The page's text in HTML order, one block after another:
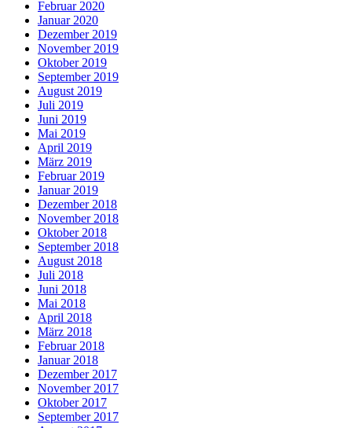
Februar 2020
Januar 2020
Dezember 2019
November 2019
Oktober 2019
September 2019
August 2019
Juli 2019
Juni 2019
Mai 2019
April 2019
März 2019
Februar 2019
Januar 2019
Dezember 2018
November 2018
Oktober 2018
September 2018
August 2018
Juli 2018
Juni 2018
Mai 2018
April 2018
März 2018
Februar 2018
Januar 2018
Dezember 2017
November 2017
Oktober 2017
September 2017